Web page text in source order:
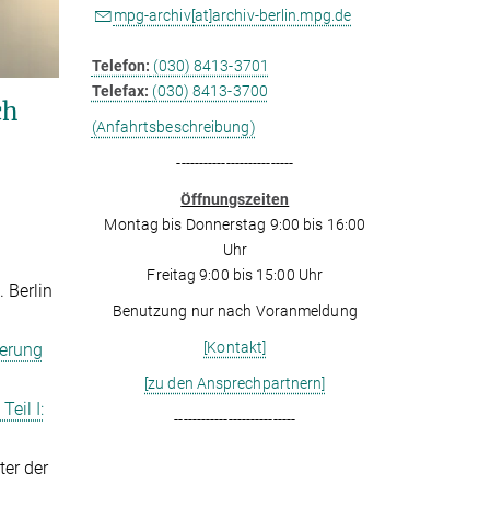
. Berlin
I:
der
mpg-archiv[at]archiv-berlin.mpg.de
Telefon: (030) 8413-3701
Telefax: (030) 8413-3700
(Anfahrtsbeschreibung)
--------------------------
Öffnungszeiten
Montag bis Donnerstag 9:00 bis 16:00
Uhr
Freitag 9:00 bis 15:00 Uhr
Benutzung nur nach Voranmeldung
[Kontakt]
[zu den Ansprechpartnern]
---------------------------